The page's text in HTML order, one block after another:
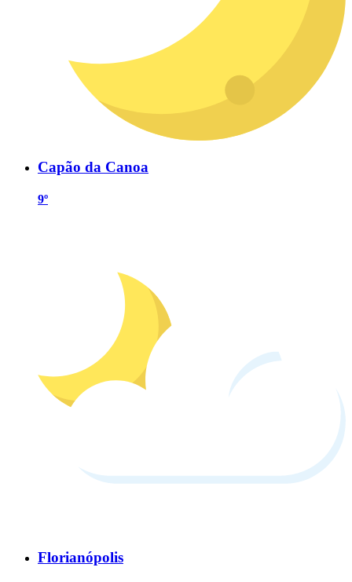
Capão da Canoa
9º
Florianópolis